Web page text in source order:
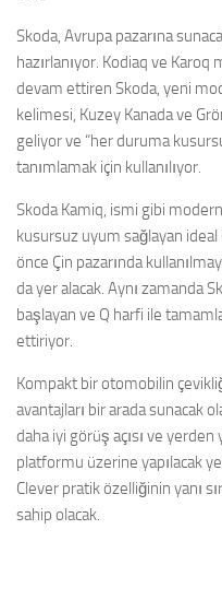
Skoda, Avrupa pazarına
hazırlanıyor. Kodiaq ve Karoq
devam ettiren Skoda, yeni
kelimesi, Kuzey Kanada ve
geliyor ve “her duruma
tanımlamak için kullanılıyor.
Skoda Kamiq, ismi gibi
kusursuz uyum sağlayan ideal
önce Çin pazarında
da yer alacak. Aynı zamanda
başlayan ve Q harfi ile
ettiriyor.
Kompakt bir otomobilin
avantajları bir arada sunacak
daha iyi görüş açısı ve
platformu üzerine yapılacak
Clever pratik özelliğinin yanı
sahip olacak.